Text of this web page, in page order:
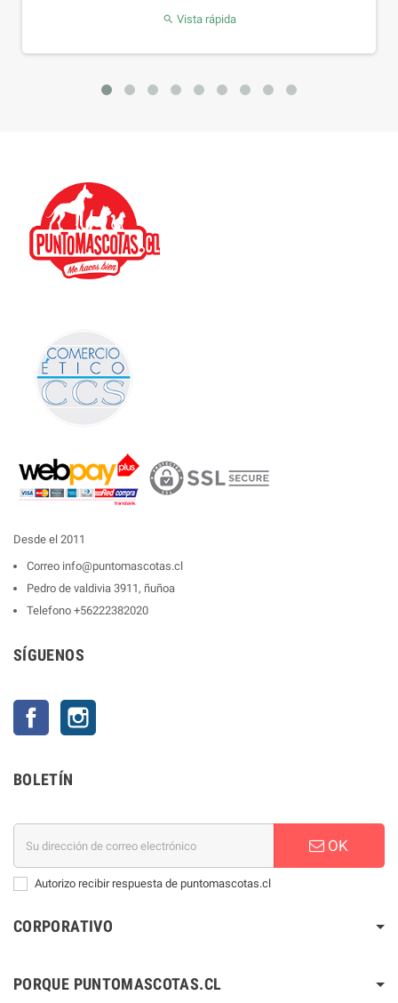
Vista rápida
Desde el 2011
Correo info@puntomascotas.cl
Pedro de valdivia 3911, ñuñoa
Telefono +56222382020
SÍGUENOS
Facebook
BOLETÍN
OK
Autorizo recibir respuesta de puntomascotas.cl
CORPORATIVO
PORQUE PUNTOMASCOTAS.CL